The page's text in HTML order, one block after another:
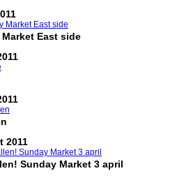
East side
2011
Sunday Market 3 april